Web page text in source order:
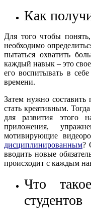
Как
Для того чтобы
необходимо
пытаться охватить
каждый навык – это
его воспитывать в
времени.
Затем нужно
стать креативным.
для развития этого
приложения,
мотивирующие
дисциплинированным?
вводить новые
происходит с каждым
Что
студентов